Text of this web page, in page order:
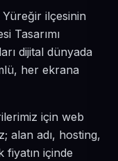
ilçesinin
Tasarımı
dijital dünyada
her ekrana
için web
alan adı, hosting,
fiyatın içinde